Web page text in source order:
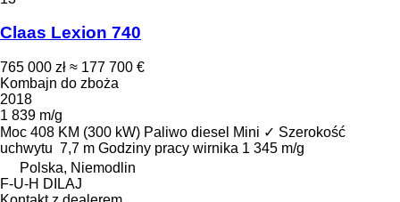
Claas Lexion 740
765 000 zł ≈ 177 700 €
Kombajn do zboża
2018
1 839 m/g
Moc 408 KM (300 kW) Paliwo diesel Mini ✓ Szerokość
uchwytu 7,7 m Godziny pracy wirnika 1 345 m/g
Polska, Niemodlin
F-U-H DILAJ